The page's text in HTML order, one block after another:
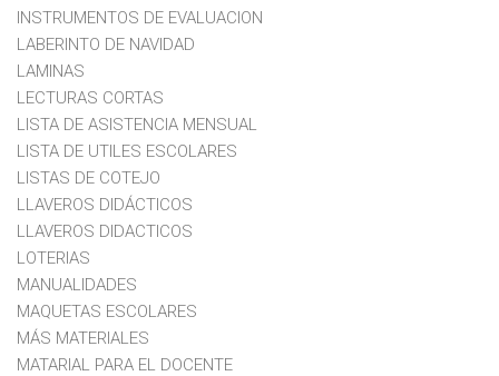
INSTRUMENTOS DE EVALUACION
LABERINTO DE NAVIDAD
LAMINAS
LECTURAS CORTAS
LISTA DE ASISTENCIA MENSUAL
LISTA DE UTILES ESCOLARES
LISTAS DE COTEJO
LLAVEROS DIDÁCTICOS
LLAVEROS DIDACTICOS
LOTERIAS
MANUALIDADES
MAQUETAS ESCOLARES
MÁS MATERIALES
MATARIAL PARA EL DOCENTE